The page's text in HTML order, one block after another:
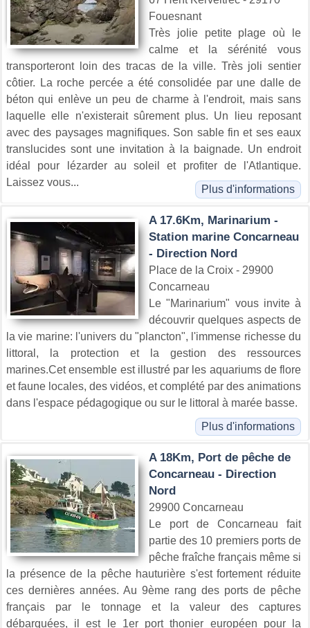
Fouesnant
Très jolie petite plage où le
calme et la sérénité vous
transporteront loin des tracas de la ville. Très joli sentier
côtier. La roche percée a été consolidée par une dalle de
béton qui enlève un peu de charme à l'endroit, mais sans
laquelle elle n'existerait sûrement plus. Un lieu reposant
avec des paysages magnifiques. Son sable fin et ses eaux
translucides sont une invitation à la baignade. Un endroit
idéal pour lézarder au soleil et profiter de l'Atlantique.
Laissez vous...
Plus d'informations
A 17.6Km, Marinarium -
Station marine Concarneau
- Direction Nord
Place de la Croix - 29900
Concarneau
Le "Marinarium" vous invite à
découvrir quelques aspects de
la vie marine: l'univers du "plancton", l'immense richesse du
littoral, la protection et la gestion des ressources
marines.Cet ensemble est illustré par les aquariums de flore
et faune locales, des vidéos, et complété par des animations
dans l'espace pédagogique ou sur le littoral à marée basse.
Plus d'informations
A 18Km, Port de pêche de
Concarneau - Direction
Nord
29900 Concarneau
Le port de Concarneau fait
partie des 10 premiers ports de
pêche fraîche français même si
la présence de la pêche hauturière s'est fortement réduite
ces dernières années. Au 9ème rang des ports de pêche
français par le tonnage et la valeur des captures
débarquées, il est le 1er port thonier européen pour la